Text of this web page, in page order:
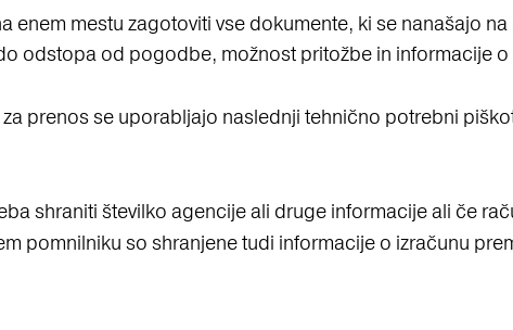
enem mestu zagotoviti vse dokumente, ki se nanašajo
odstopa od pogodbe, možnost pritožbe in informacije
prenos se uporabljajo naslednji tehnično potrebni
shraniti številko agencije ali druge informacije ali če
pomnilniku so shranjene tudi informacije o izračunu